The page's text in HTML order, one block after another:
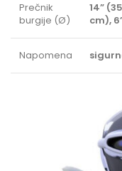
Prečnik
burgije (Ø)
14”
cm),
Napomena